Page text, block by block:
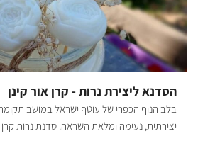
טבעיות. בדרך נעבור ונראה את באר עמוקה
הסינגל עובר מתחת ל232 בצמוד
כחול + אדום - אורכו 17 ק"מ,
הכחול עד לנקודה שבה הוא פוגש את דרך הנוף
מדווש ומסלולי אופניים בשטח עם קק"ל
הסדנא ליצירת נרות - קרן אור קינן
בלב הנוף הכפרי של עוטף ישראל במושב
יצירתית, נעימה ומלאת השראה. סדנת נרות קרן